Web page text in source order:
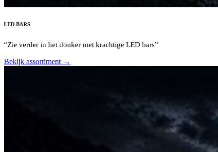
LED BARS
“Zie verder in het donker met krachtige LED bars”
Bekijk assortiment →